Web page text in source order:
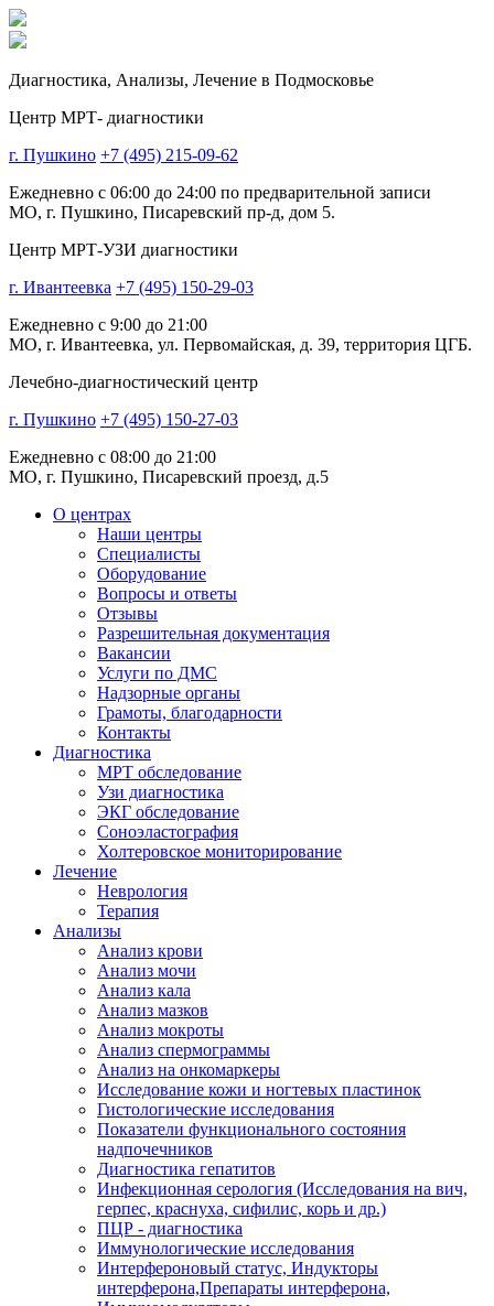
Диагностика, Анализы, Лечение в Подмосковье
Центр МРТ- диагностики
г. Пушкино +7 (495) 215-09-62
Ежедневно с 06:00 до 24:00 по предварительной записи
МО, г. Пушкино, Писаревский пр-д, дом 5.
Центр МРТ-УЗИ диагностики
г. Ивантеевка +7 (495) 150-29-03
Ежедневно с 9:00 до 21:00
МО, г. Ивантеевка, ул. Первомайская, д. 39, территория ЦГБ.
Лечебно-диагностический центр
г. Пушкино +7 (495) 150-27-03
Ежедневно с 08:00 до 21:00
МО, г. Пушкино, Писаревский проезд, д.5
О центрах
Наши центры
Специалисты
Оборудование
Вопросы и ответы
Отзывы
Разрешительная документация
Вакансии
Услуги по ДМС
Надзорные органы
Грамоты, благодарности
Контакты
Диагностика
МРТ обследование
Узи диагностика
ЭКГ обследование
Соноэластография
Холтеровское мониторирование
Лечение
Неврология
Терапия
Анализы
Анализ крови
Анализ мочи
Анализ кала
Анализ мазков
Анализ мокроты
Анализ спермограммы
Анализ на онкомаркеры
Исследование кожи и ногтевых пластинок
Гистологические исследования
Показатели функционального состояния
надпочечников
Диагностика гепатитов
Инфекционная серология (Исследования на вич,
герпес, краснуха, сифилис, корь и др.)
ПЦР - диагностика
Иммунологические исследования
Интерфероновый статус, Индукторы
интерферона,Препараты интерферона,